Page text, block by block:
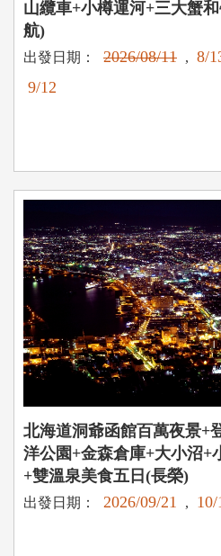
山纜車+小樽運河+三大蟹
航)
出發日期： 2026/08/11 , 8/
9/12
北海道洞爺函館百萬夜景+
洋公園+金森倉庫+大小沼+
+雙溫泉美食五日(長榮)
出發日期： 2026/09/21 , 10/